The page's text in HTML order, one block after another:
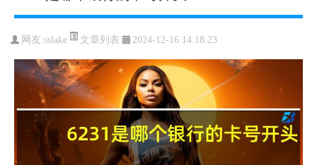
网友:sslake 文章列表 2024-12-16 14:18:23